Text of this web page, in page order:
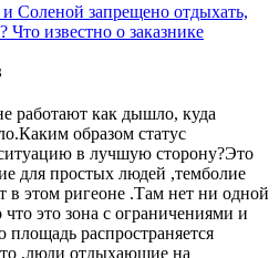
и Соленой запрещено отдыхать,
Что известно о заказнике
работают как дышло, куда
образом статус
в лучшую сторону?Это
для простых людей ,темболие
в этом ригеоне .Там нет ни одной
что это зона с ограничениями и
площадь распространяется
,люди отдыхающие на